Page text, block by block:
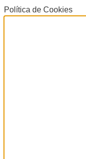
Política de Cookies